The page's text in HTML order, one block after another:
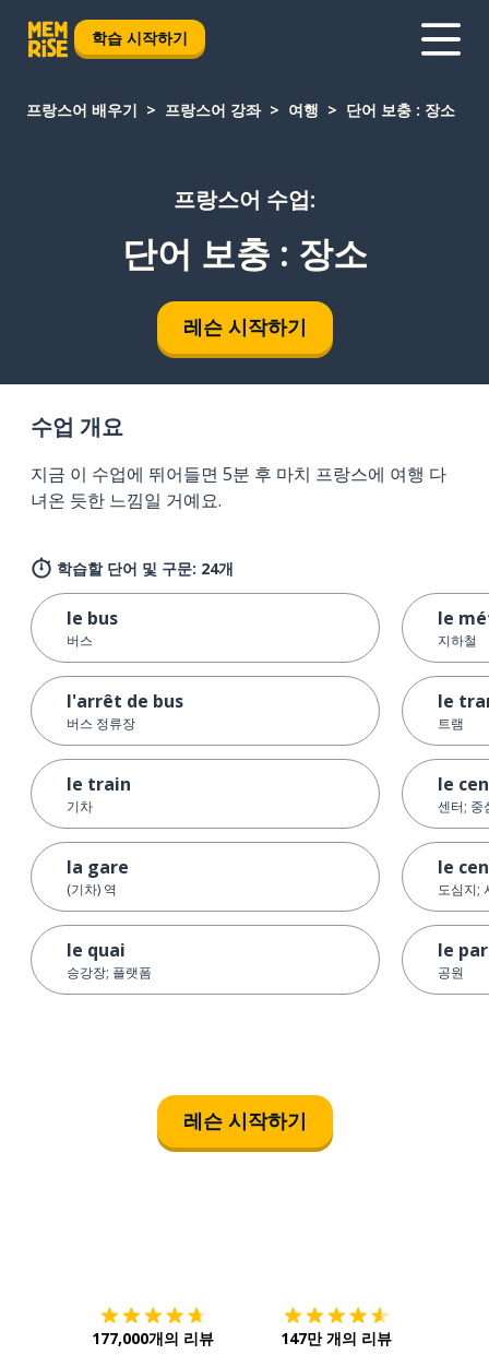
학습 시작하기
프랑스어 배우기 프랑스어 강좌 여행 단어 보충 : 장소
프랑스어 수업:
단어 보충 : 장소
레슨 시작하기
수업 개요
지금 이 수업에 뛰어들면 5분 후 마치 프랑스에 여행 다
녀온 듯한 느낌일 거예요.
학습할 단어 및 구문: 24개
le bus
버스
l'arrêt de bus
버스 정류장
le train
기차
la gare
(기차) 역
le quai
승강장; 플랫폼
le
지하철
le
트램
le
센터; 중
le
도심지;
le
공원
레슨 시작하기
177,000개의 리뷰 147만 개의 리뷰